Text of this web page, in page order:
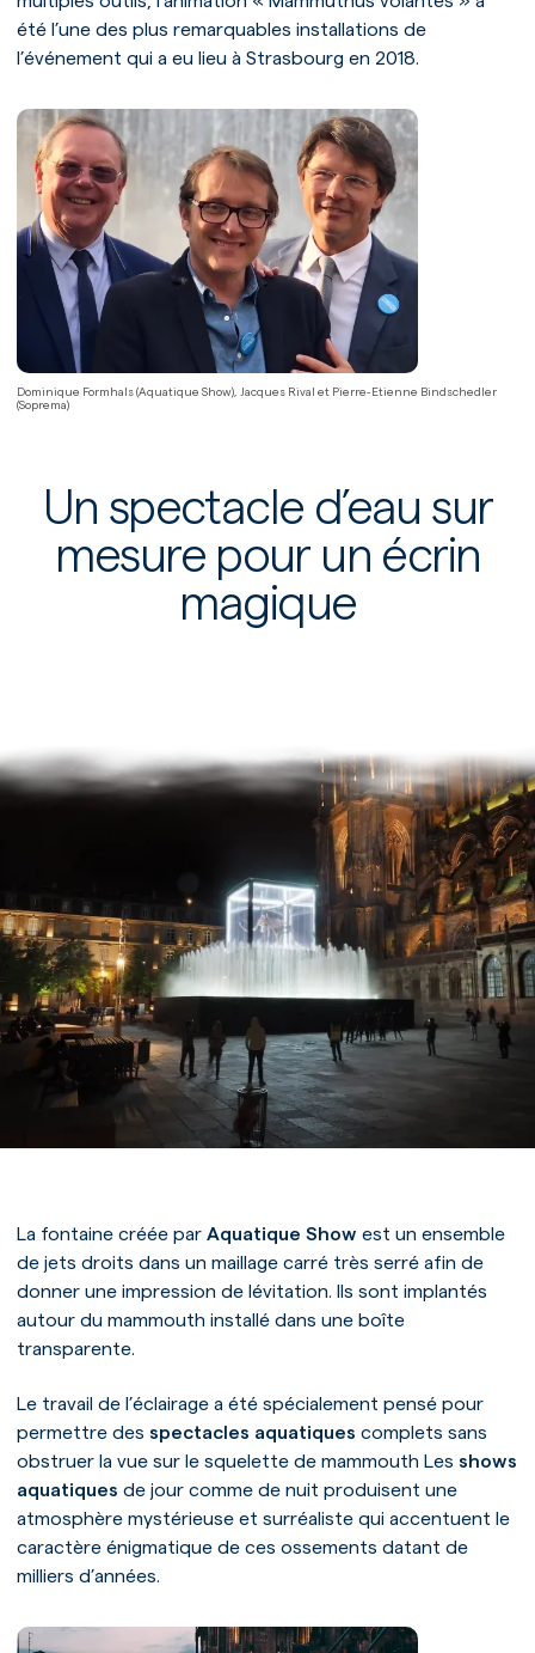
Accueil
Notre univers
Notre expertise
Nos prestations
Nos références
été l’une des plus remarquables installations de
l’événement qui a eu lieu à Strasbourg en 2018.
Dominique Formhals (Aquatique Show), Jacques Rival et Pierre-Etienne Bindschedler
(Soprema)
Un spectacle d’eau sur
mesure pour un écrin
magique
La fontaine créée par Aquatique Show est un ensemble
de jets droits dans un maillage carré très serré afin de
donner une impression de lévitation. Ils sont implantés
autour du mammouth installé dans une boîte
transparente.
Le travail de l’éclairage a été spécialement pensé pour
permettre des spectacles aquatiques complets sans
obstruer la vue sur le squelette de mammouth Les shows
aquatiques de jour comme de nuit produisent une
atmosphère mystérieuse et surréaliste qui accentuent le
caractère énigmatique de ces ossements datant de
milliers d’années.